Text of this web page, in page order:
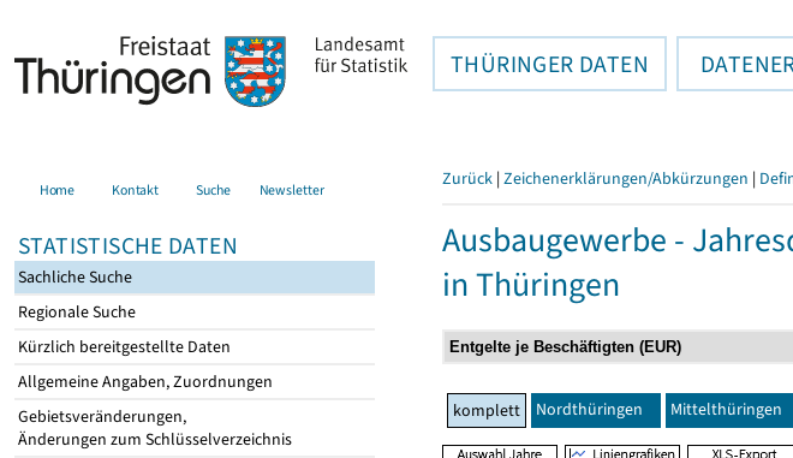
THÜRINGER DATEN
Home Kontakt Suche Newsletter
STATISTISCHE DATEN
Sachliche Suche
Regionale Suche
Kürzlich bereitgestellte Daten
Allgemeine Angaben, Zuordnungen
Gebietsveränderungen,
Änderungen zum Schlüsselverzeichnis
Zurück | Zeichenerklärungen/Abkürzungen |
Ausbaugewerbe -
in Thüringen
komplett Nordthüringen Mittelthüringen